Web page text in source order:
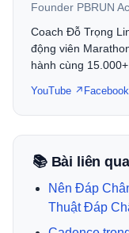
Founder PBRUN
Coach Đỗ Trọng
động viên
hành cùng
YouTube ↗
📚 Bài liên
Nên Đáp
Thuật Đáp